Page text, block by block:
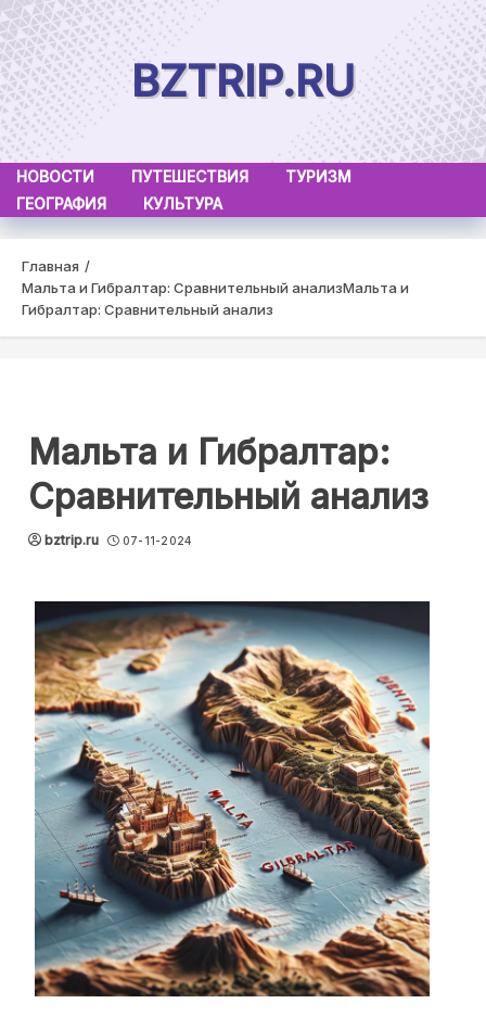
Skip
to
content
BZTRIP.RU
НОВОСТИ ПУТЕШЕСТВИЯ
ТУРИЗМ
ГЕОГРАФИЯ
КУЛЬТУРА
Главная
Мальта и Гибралтар: Сравнительный анализМальта и
Гибралтар: Сравнительный анализ
Мальта и Гибралтар:
Сравнительный анализ
bztrip.ru 07-11-2024